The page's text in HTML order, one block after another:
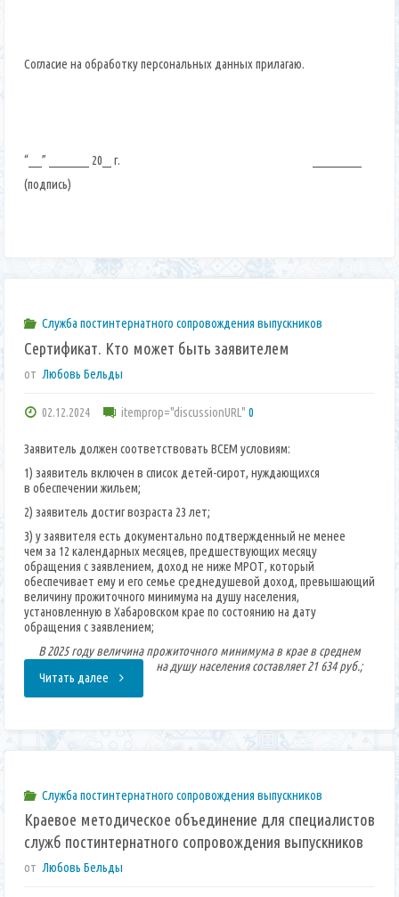
Согласие на обработку персональных данных прилагаю.
“___” _________ 20__ г. ___________
(подпись)
Служба постинтернатного сопровождения выпускников
Сертификат. Кто может быть заявителем
от Любовь Бельды
02.12.2024 itemprop="discussionURL" 0
Заявитель должен соответствовать ВСЕМ условиям:
1) заявитель включен в список детей-сирот, нуждающихся
в обеспечении жильем;
2) заявитель достиг возраста 23 лет;
3) у заявителя есть документально подтвержденный не менее
чем за 12 календарных месяцев, предшествующих месяцу
обращения с заявлением, доход не ниже МРОТ, который
обеспечивает ему и его семье среднедушевой доход, превышающий
величину прожиточного минимума на душу населения,
установленную в Хабаровском крае по состоянию на дату
обращения с заявлением;
В 2025 году величина прожиточного минимума в крае в среднем
на душу населения составляет 21 634 руб.;
Читать далее “Сертификат.
может
быть
заявителем”
Служба постинтернатного сопровождения выпускников
Краевое методическое объединение для cпециалистов
служб постинтернатного сопровождения выпускников
от Любовь Бельды